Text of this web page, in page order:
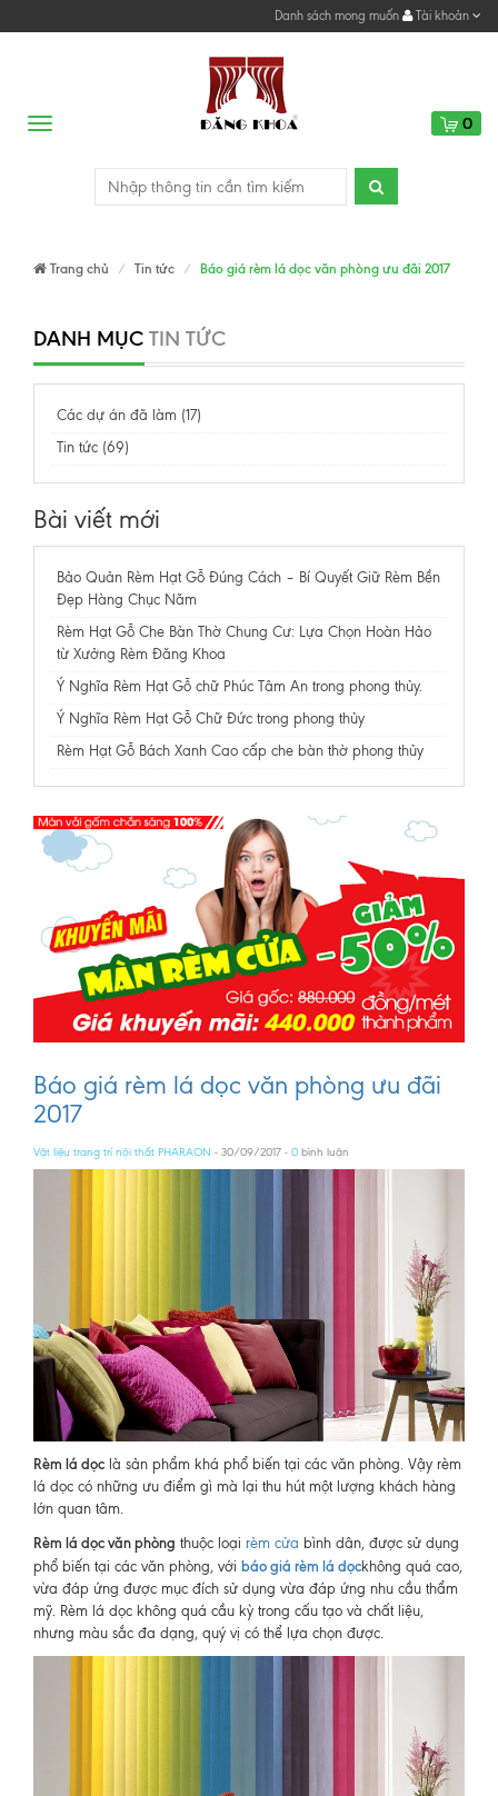
Danh sách mong muốn Tài khoản
Menu 0
Trang chủ Tin tức Báo giá rèm lá dọc văn phòng ưu đãi 2017
DANH MỤC TIN TỨC
Các dự án đã làm (17)
Tin tức (69)
Bài viết mới
Bảo Quản Rèm Hạt Gỗ Đúng Cách – Bí Quyết Giữ Rèm Bền
Đẹp Hàng Chục Năm
Rèm Hạt Gỗ Che Bàn Thờ Chung Cư: Lựa Chọn Hoàn Hảo
từ Xưởng Rèm Đăng Khoa
Ý Nghĩa Rèm Hạt Gỗ chữ Phúc Tâm An trong phong thủy.
Ý Nghĩa Rèm Hạt Gỗ Chữ Đức trong phong thủy
Rèm Hạt Gỗ Bách Xanh Cao cấp che bàn thờ phong thủy
Báo giá rèm lá dọc văn phòng ưu đãi
2017
Vật liệu trang trí nội thất PHARAON - 30/09/2017 - 0 bình luận
Rèm lá dọc là sản phẩm khá phổ biến tại các văn phòng. Vậy rèm
lá dọc có những ưu điểm gì mà lại thu hút một lượng khách hàng
lớn quan tâm.
Rèm lá dọc văn phòng thuộc loại rèm cửa bình dân, được sử dụng
phổ biến tại các văn phòng, với báo giá rèm lá dọckhông quá cao,
vừa đáp ứng được mục đích sử dụng vừa đáp ứng nhu cầu thẩm
mỹ. Rèm lá dọc không quá cầu kỳ trong cấu tạo và chất liệu,
nhưng màu sắc đa dạng, quý vị có thể lựa chọn được.